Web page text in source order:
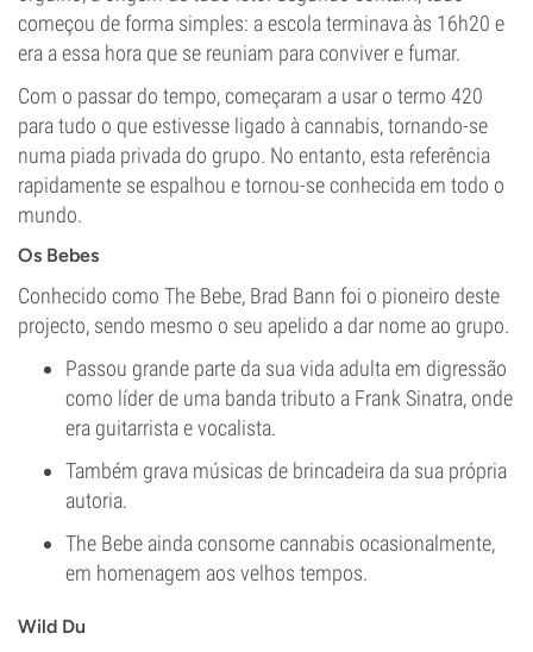
começou de forma simples: a escola terminava às 16h20 e
era a essa hora que se reuniam para conviver e fumar.
Com o passar do tempo, começaram a usar o termo 420
para tudo o que estivesse ligado à cannabis, tornando-se
numa piada privada do grupo. No entanto, esta referência
rapidamente se espalhou e tornou-se conhecida em todo o
mundo.
Os Bebes
Conhecido como The Bebe, Brad Bann foi o pioneiro deste
projecto, sendo mesmo o seu apelido a dar nome ao grupo.
Passou grande parte da sua vida adulta em digressão
como líder de uma banda tributo a Frank Sinatra, onde
era guitarrista e vocalista.
Também grava músicas de brincadeira da sua própria
autoria.
The Bebe ainda consome cannabis ocasionalmente,
em homenagem aos velhos tempos.
Wild Du